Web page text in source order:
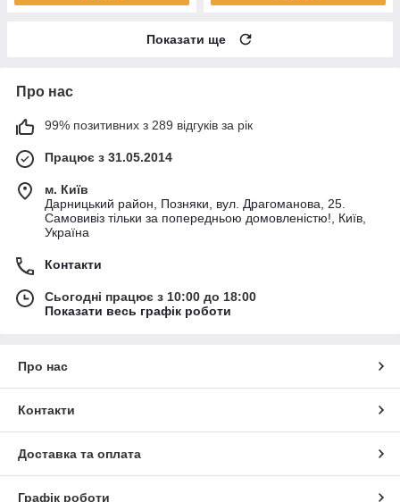
Показати ще
Про нас
99% позитивних з 289 відгуків за рік
Працює з 31.05.2014
м. Київ
Дарницький район, Позняки, вул. Драгоманова, 25.
Самовивіз тільки за попередньою домовленістю!, Київ,
Україна
Контакти
Сьогодні працює з 10:00 до 18:00
Показати весь графік роботи
Про нас
Контакти
Доставка та оплата
Графік роботи